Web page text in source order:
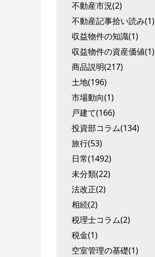
不動産市況(2)
不動産記事拾い読み(1)
収益物件の知識(1)
収益物件の資産価値(1)
商品説明(217)
土地(196)
市場動向(1)
戸建て(166)
投資部コラム(134)
旅行(53)
日常(1492)
未分類(22)
法改正(2)
相続(2)
税理士コラム(2)
税金(1)
空室管理の基礎(1)